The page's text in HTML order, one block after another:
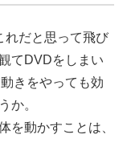
れだと思って飛び
てDVDをしまい
きをやっても効
か。
を動かすことは、